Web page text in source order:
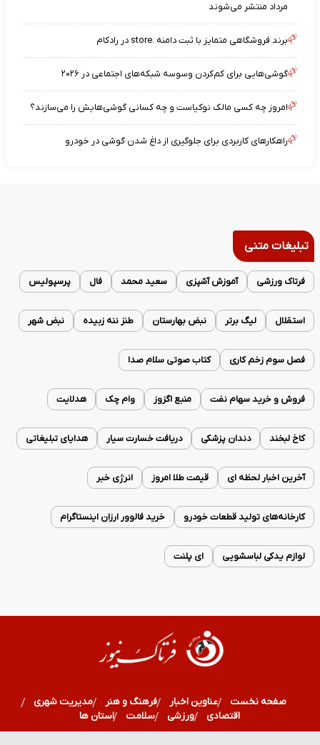
مرداد منتشر می‌شوند
برند فروشگاهی متمایز با ثبت دامنه .store در رادکام
گوشی‌هایی برای کم‌کردن وسوسه شبکه‌های اجتماعی در ۲۰۲۶
امروز چه کسی مالک نوکیاست و چه کسانی گوشی‌هایش را می‌سازند؟
راهکارهای کاربردی برای جلوگیری از داغ شدن گوشی در خودرو
تبلیغات متنی
فرتاک ورزشی آموزش آشپزی سعید محمد فال پرسپولیس
استقلال لیگ برتر نبض بهارستان طنز ننه زبیده نبض شهر
فصل سوم زخم کاری کتاب صوتی سلام صدا
فروش و خرید سهام نفت منبع اگزوز وام چک هدلایت
کاخ لبخند دندان پزشکی دریافت خسارت سیار هدایای تبلیغاتی
آخرین اخبار لحظه ای قیمت طلا امروز انرژی خبر
کارخانه‌های تولید قطعات خودرو خرید فالوور ارزان اینستاگرام
لوازم یدکی لباسشویی ای پلنت
صفحه نخست عناوین اخبار فرهنگ و هنر
مدیریت شهری
اقتصادی
ورزشی سلامت استان ها